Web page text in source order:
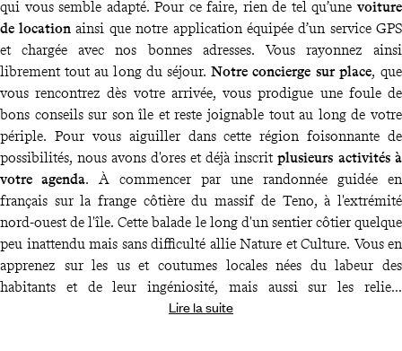
qui vous semble adapté. Pour ce faire, rien de tel qu’une voiture
de location ainsi que notre application équipée d’un service GPS
et chargée avec nos bonnes adresses. Vous rayonnez ainsi
librement tout au long du séjour. Notre concierge sur place, que
vous rencontrez dès votre arrivée, vous prodigue une foule de
bons conseils sur son île et reste joignable tout au long de votre
périple. Pour vous aiguiller dans cette région foisonnante de
possibilités, nous avons d'ores et déjà inscrit plusieurs activités à
votre agenda. À commencer par une randonnée guidée en
français sur la frange côtière du massif de Teno, à l'extrémité
nord-ouest de l'île. Cette balade le long d'un sentier côtier quelque
peu inattendu mais sans difficulté allie Nature et Culture. Vous en
apprenez sur les us et coutumes locales nées du labeur des
habitants et de leur ingéniosité, mais aussi sur les reliefs
volcaniques de Tenerife, sa faune et sa flore, notamment celle
Lire la suite